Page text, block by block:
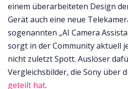
einem überarbeiteten Design
Gerät auch eine neue
sogenannten „AI Camera
sorgt in der Community aktuell
nicht zuletzt Spott. Auslöser
Vergleichsbilder, die Sony über
geteilt hat.